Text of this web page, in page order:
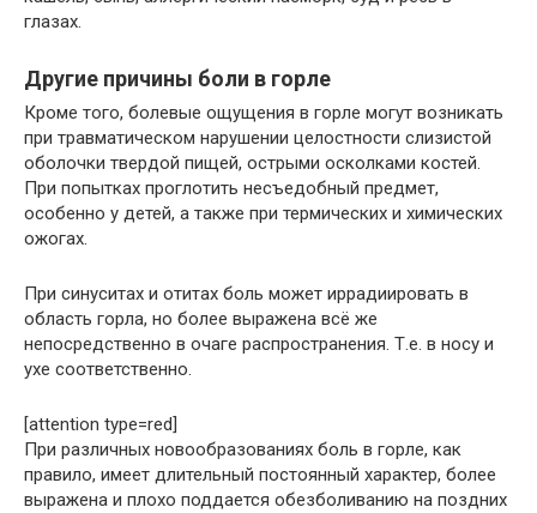
глазах.
Другие причины боли в горле
Кроме того, болевые ощущения в горле могут возникать
при травматическом нарушении целостности слизистой
оболочки твердой пищей, острыми осколками костей.
При попытках проглотить несъедобный предмет,
особенно у детей, а также при термических и химических
ожогах.
При синуситах и отитах боль может иррадиировать в
область горла, но более выражена всё же
непосредственно в очаге распространения. Т.е. в носу и
ухе соответственно.
[attention type=red]
При различных новообразованиях боль в горле, как
правило, имеет длительный постоянный характер, более
выражена и плохо поддается обезболиванию на поздних